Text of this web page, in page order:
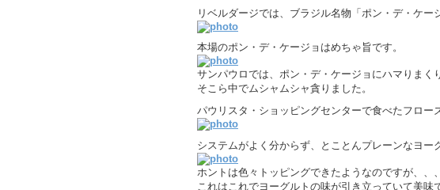
リベルダージでは、ブラジル名物「ポン・デ・ケー
本場のポン・デ・ケージョはめちゃ旨です。
サンパウロでは、ポン・デ・ケージョにハマりまく
そこら中でムシャムシャ貪りました。
パウリスタ・ショッピングセンターで食べたフロー
システムがよく分からず、とことんプレーンなヨー
ホントは色々トッピングできたようなのですが、、、
これはこれでヨーグルトの味が引き立っていて美味